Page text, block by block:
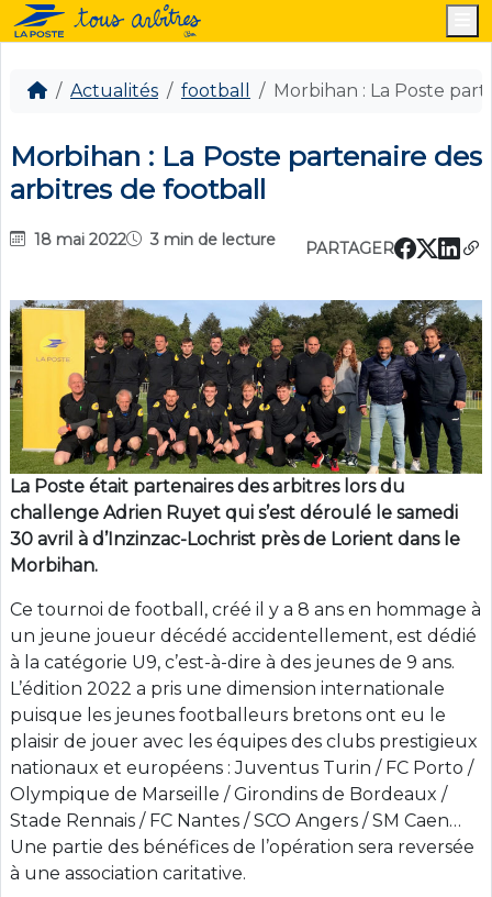
Actualités football Morbihan : La Poste
Morbihan : La Poste partenaire des
arbitres de football
18 mai 2022 3 min de lecture PARTAGER
La Poste était partenaires des arbitres lors du
challenge Adrien Ruyet qui s’est déroulé le samedi
30 avril à d’Inzinzac-Lochrist près de Lorient dans le
Morbihan.
Ce tournoi de football, créé il y a 8 ans en hommage à
un jeune joueur décédé accidentellement, est dédié
à la catégorie U9, c’est-à-dire à des jeunes de 9 ans.
L’édition 2022 a pris une dimension internationale
puisque les jeunes footballeurs bretons ont eu le
plaisir de jouer avec les équipes des clubs prestigieux
nationaux et européens : Juventus Turin / FC Porto /
Olympique de Marseille / Girondins de Bordeaux /
Stade Rennais / FC Nantes / SCO Angers / SM Caen…
Une partie des bénéfices de l’opération sera reversée
à une association caritative.